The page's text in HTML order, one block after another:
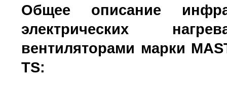
Общее описание
электрических
вентиляторами марки
TS: